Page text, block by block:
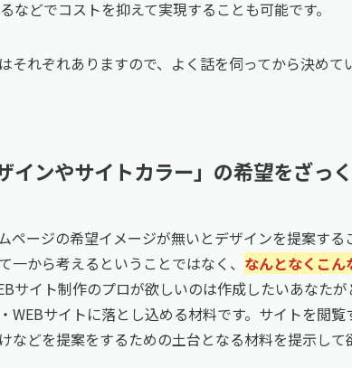
などでコストを抑えて実現することも可能です。
はそれぞれありますので、よく話を伺ってから決めて
インやサイトカラー」の希望をざっ
ページの希望イメージが無いとデザインを提案する
一から考えるということではなく、 なんとなくこ
サイト制作のプロが欲しいのは作成したいあなた
WEBサイトに落とし込める材料です。サイトを閲
などを提案をするための土台となる材料を提示して